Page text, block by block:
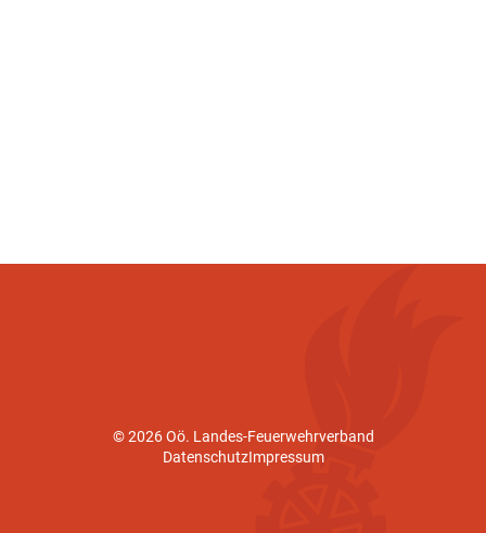
© 2026 Oö. Landes-Feuerwehrverband
DatenschutzImpressum